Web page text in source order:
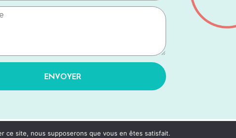
ENVOYER
ce site, nous supposerons que vous en êtes satisfait.